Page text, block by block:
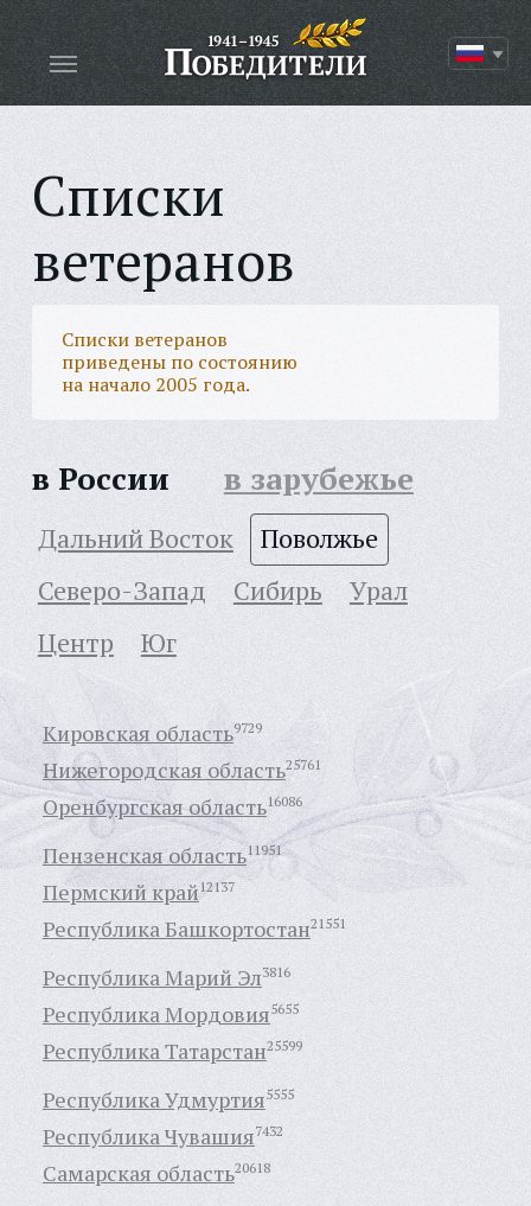
Списки
ветеранов
Списки ветеранов
приведены по состоянию
на начало 2005 года.
в России в зарубежье
Дальний Восток
Поволжье
Северо-Запад
Сибирь
Урал
Центр
Юг
Кировская область9729
Нижегородская область25761
Оренбургская область16086
Пензенская область11951
Пермский край 12137
Республика Башкортостан21551
Республика Марий Эл3816
Республика Мордовия5655
Республика Татарстан25599
Республика Удмуртия5555
Республика Чувашия7432
Самарская область20618